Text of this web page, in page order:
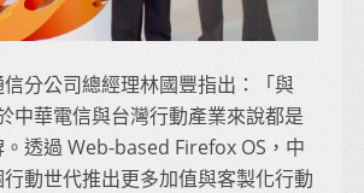
分公司總經理林國豐指出：「與
中華電信與台灣行動產業來說都是
透過 Web-based Firefox OS，中
動世代推出更多加值與客製化行動